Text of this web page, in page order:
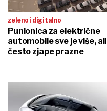
zeleno i digitalno
Punionica za električne
automobile sve je više, ali
često zjape prazne